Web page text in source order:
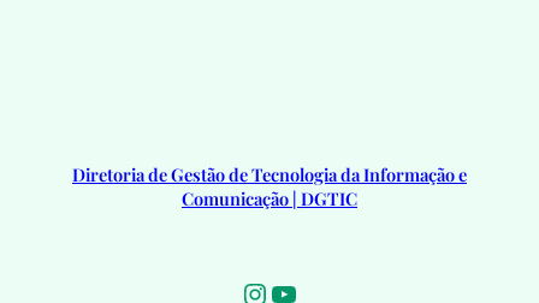
Diretoria de Gestão de Tecnologia da Informação e
Comunicação | DGTIC
InstagramYoutube